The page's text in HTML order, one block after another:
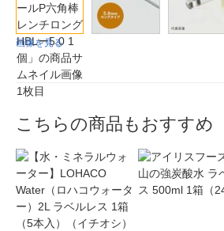
画像を見る
こちらの商品もおすすめ